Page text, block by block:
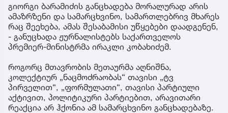
გიორგი ბარამიძის განცხადება მორალურად არის
ამაზრზენი და სამარცხვინო, სამართლებრივ მხარეს
რაც შეეხება, ამას შესაბამისი უწყებები დაადგენენ,
- განუცხადა ჟურნალისტებს საქართველოს
პრემიერ-მინისტრმა ირაკლი კობახიძემ.
როგორც მთავრობის მეთაურმა აღნიშნა,
კოლექტიურ „ნაცმოძრაობას“ თავისი „ტვ
პირველით“, „ფორმულათი“, თავისი პარტიული
აქტივით, პოლიტიკური პარტიებით, არავითარი
რეაქცია არ ჰქონია ამ სამარცხვინო განცხადებაზე.